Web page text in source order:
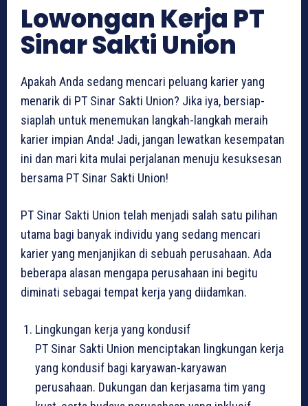
Lowongan Kerja PT
Sinar Sakti Union
Apakah Anda sedang mencari peluang karier yang
menarik di PT Sinar Sakti Union? Jika iya, bersiap-
siaplah untuk menemukan langkah-langkah meraih
karier impian Anda! Jadi, jangan lewatkan kesempatan
ini dan mari kita mulai perjalanan menuju kesuksesan
bersama PT Sinar Sakti Union!
PT Sinar Sakti Union telah menjadi salah satu pilihan
utama bagi banyak individu yang sedang mencari
karier yang menjanjikan di sebuah perusahaan. Ada
beberapa alasan mengapa perusahaan ini begitu
diminati sebagai tempat kerja yang diidamkan.
Lingkungan kerja yang kondusif
PT Sinar Sakti Union menciptakan lingkungan kerja
yang kondusif bagi karyawan-karyawan
perusahaan. Dukungan dan kerjasama tim yang